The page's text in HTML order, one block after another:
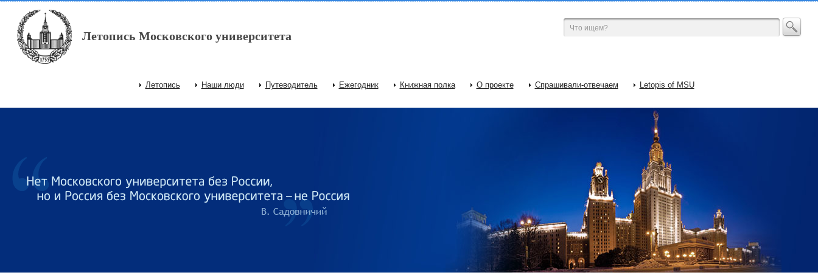
Перейти к основному содержанию
Летопись Московского университета
Главное меню
Летопись Наши люди Путеводитель Ежегодник Книжная полка О проекте Спрашивали-отвечаем Letopis of MSU